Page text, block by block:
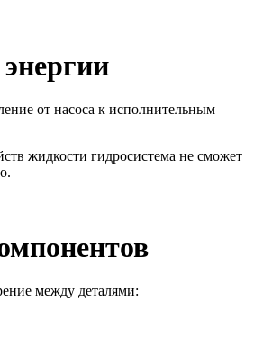
от насоса к исполнительным
жидкости гидросистема не сможет
между деталями: